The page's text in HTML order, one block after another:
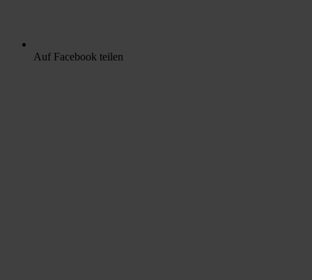
Auf Facebook teilen